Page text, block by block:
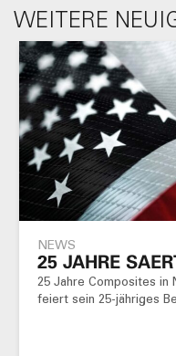
WEITERE
NEWS
25 JAHRE
25 Jahre Composites in
feiert sein 25-jähriges